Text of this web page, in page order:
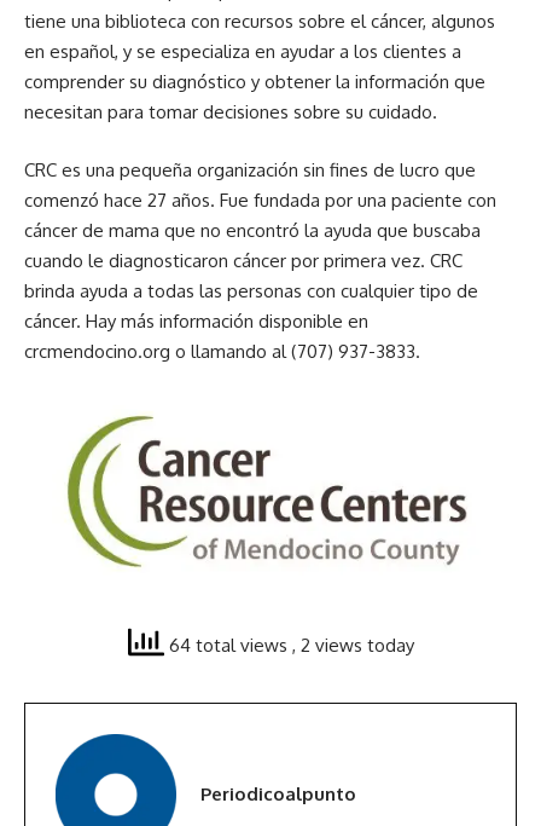
tiene una biblioteca con recursos sobre el cáncer, algunos
en español, y se especializa en ayudar a los clientes a
comprender su diagnóstico y obtener la información que
necesitan para tomar decisiones sobre su cuidado.
CRC es una pequeña organización sin fines de lucro que
comenzó hace 27 años. Fue fundada por una paciente con
cáncer de mama que no encontró la ayuda que buscaba
cuando le diagnosticaron cáncer por primera vez. CRC
brinda ayuda a todas las personas con cualquier tipo de
cáncer. Hay más información disponible en
crcmendocino.org o llamando al (707) 937-3833.
64 total views , 2 views today
Periodicoalpunto